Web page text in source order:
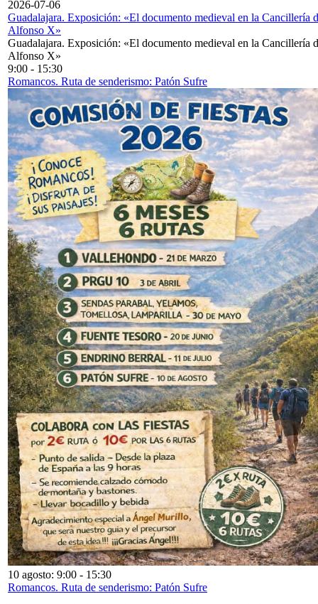
2026-07-06
Guadalajara. Exposición: «El documento medieval en la Cancillería
Alfonso X»
Guadalajara. Exposición: «El documento medieval en la Cancillería
Alfonso X»
9:00 - 15:30
Romancos. Ruta de senderismo: Patón Sufre
10 agosto: 9:00 - 15:30
Romancos. Ruta de senderismo: Patón Sufre